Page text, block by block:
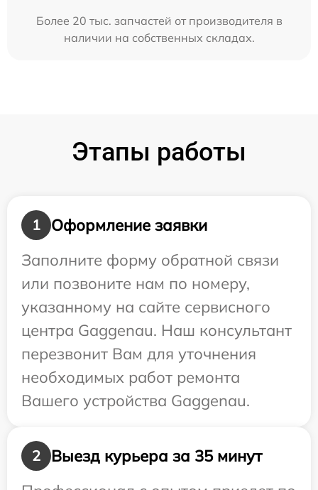
Более 20 тыс. запчастей от производителя в
наличии на собственных складах.
Этапы работы
1
Оформление заявки
Заполните форму обратной связи
или позвоните нам по номеру,
указанному на сайте сервисного
центра Gaggenau. Наш консультант
перезвонит Вам для уточнения
необходимых работ ремонта
Вашего устройства Gaggenau.
2
Выезд курьера за 35 минут